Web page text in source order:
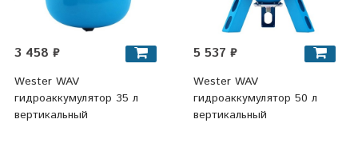
3 458 ₽
Wester WAV
гидроаккумулятор 35 л
вертикальный
5 537 ₽
Wester WAV
гидроаккумулятор 50 л
вертикальный